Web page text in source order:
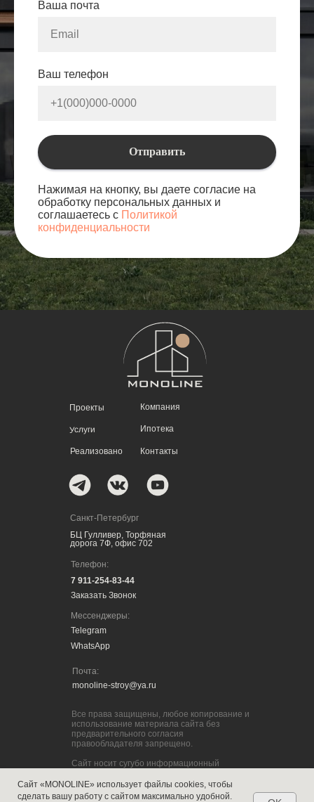
Сайт «MONOLINE» использует файлы cookies, чтобы
сделать вашу работу с сайтом максимально удобной.
Ваша почта
Ваш телефон
Отправить
Нажимая на кнопку, вы даете согласие на
обработку персональных данных и
соглашаетесь с Политикой
конфиденциальности
Контакты
Ипотека
Компания
Реализовано
Услуги
monoline-stroy@ya.ru
WhatsApp
Telegram
Заказать Звонок
БЦ Гулливер, Торфяная
дорога 7Ф, офис 702
7 911-254-83-44
Почта:
Мессенджеры:
Телефон:
Санкт-Петербург
Проекты
Политика конфеденциальности
Все права защищены, любое копирование и
использование материала сайта без
предварительного согласия
правообладателя запрещено.
Сайт носит сугубо информационный
определяемой Статьей 437 (2) ГК РФ.